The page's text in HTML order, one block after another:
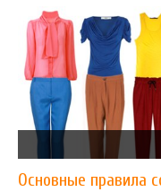
Основные правила